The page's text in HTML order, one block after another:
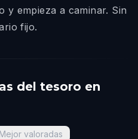
y empieza a caminar. Sin
fijo.
del tesoro en
Mejor valoradas